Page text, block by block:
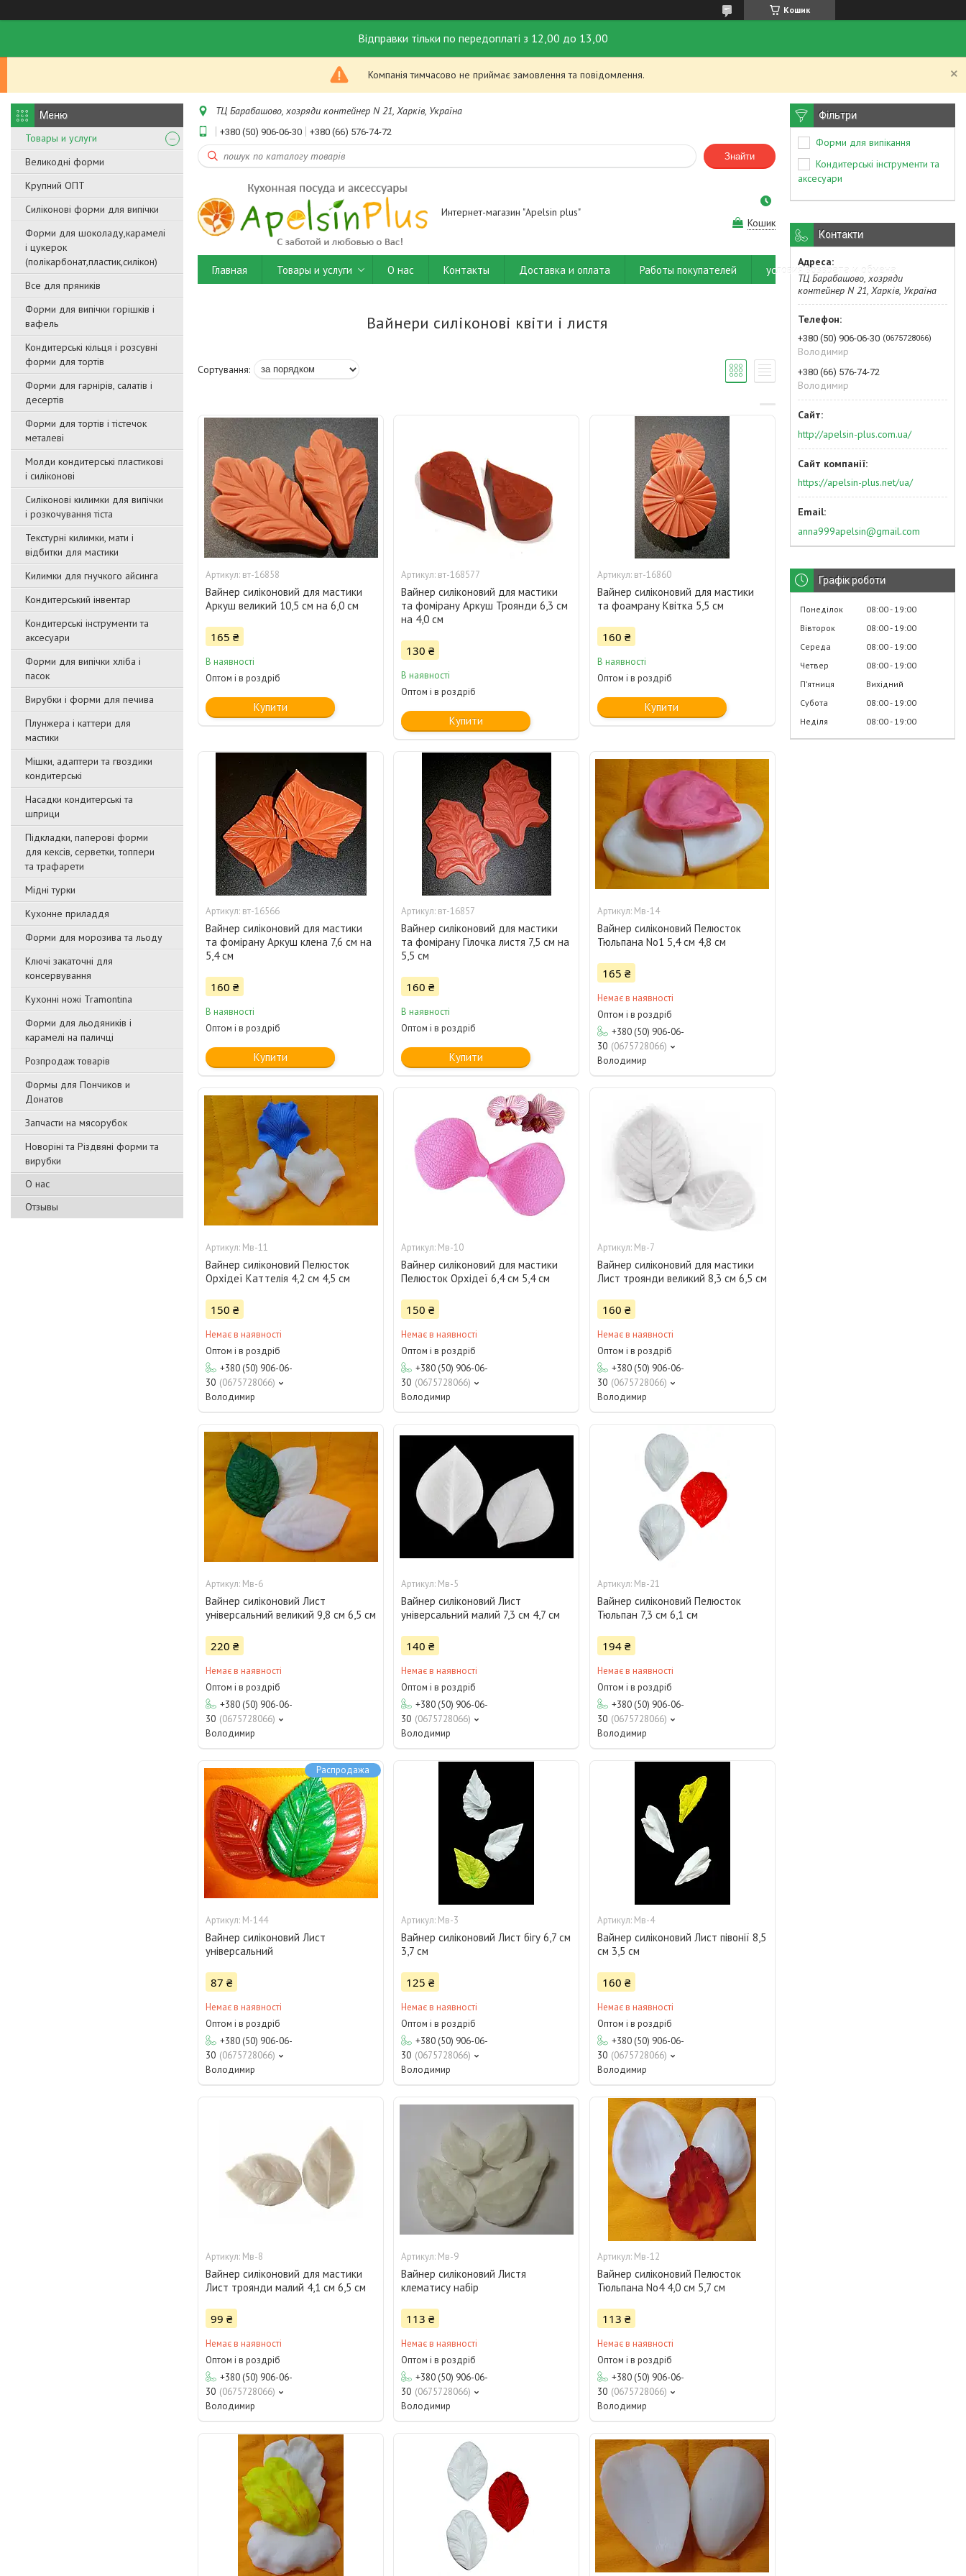
Кошик
Відправки тільки по передоплаті з 12,00 до 13,00
Компанія тимчасово не приймає замовлення та повідомлення.
Товары и услуги
Великодні форми
Крупний ОПТ
Силіконові форми для випічки
Форми для шоколаду,карамелі
і цукерок
(полікарбонат,пластик,силікон)
Все для пряників
Форми для випічки горішків і
вафель
Кондитерські кільця і розсувні
форми для тортів
Форми для гарнірів, салатів і
десертів
Форми для тортів і тістечок
металеві
Молди кондитерські пластикові
і силіконові
Силіконові килимки для випічки
і розкочування тіста
Текстурні килимки, мати і
відбитки для мастики
Килимки для гнучкого айсинга
Кондитерський інвентар
Кондитерські інструменти та
аксесуари
Форми для випічки хліба і
пасок
Вирубки і форми для печива
Плунжера і каттери для
мастики
Мішки, адаптери та гвоздики
кондитерські
Насадки кондитерські та
шприци
Підкладки, паперові форми
для кексів, серветки, топпери
та трафарети
Мідні турки
Кухонне приладдя
Форми для морозива та льоду
Ключі закаточні для
консервування
Кухонні ножі Tramontina
Форми для льодяників і
карамелі на паличці
Розпродаж товарів
Формы для Пончиков и
Донатов
Запчасти на мясорубок
Новоріні та Різдвяні форми та
вирубки
О нас
Отзывы
ТЦ Барабашово, хозряди контейнер N 21, Харків, Україна
+380 (50) 906-06-30 +380 (66) 576-74-72
Знайти
Интернет-магазин "Apelsin plus"
Кошик
Главная Товары и услуги О нас Контакты Доставка и оплата Работы покупателей условия возврата и обмена
Вайнери силіконові квіти і листя
вт-16858
Вайнер силіконовий для мастики
Аркуш великий 10,5 см на 6,0 см
165 ₴
В наявності
Оптом і в роздріб
Купити
вт-168577
Вайнер силіконовий для мастики
та фомірану Аркуш Троянди 6,3 см
на 4,0 см
130 ₴
В наявності
Оптом і в роздріб
Купити
вт-16860
Вайнер силіконовий для мастики
та фоамрану Квітка 5,5 см
160 ₴
В наявності
Оптом і в роздріб
Купити
вт-16566
Вайнер силіконовий для мастики
та фомірану Аркуш клена 7,6 см на
5,4 см
160 ₴
В наявності
Оптом і в роздріб
Купити
вт-16857
Вайнер силіконовий для мастики
та фомірану Гілочка листя 7,5 см на
5,5 см
160 ₴
В наявності
Оптом і в роздріб
Купити
Мв-14
Вайнер силіконовий Пелюсток
Тюльпана No1 5,4 см 4,8 см
165 ₴
Немає в наявності
Оптом і в роздріб
+380 (50) 906-06-
30 0675728066
Володимир
Мв-11
Вайнер силіконовий Пелюсток
Орхідеї Каттелія 4,2 см 4,5 см
150 ₴
Немає в наявності
Оптом і в роздріб
+380 (50) 906-06-
30 0675728066
Володимир
Мв-10
Вайнер силіконовий для мастики
Пелюсток Орхідеї 6,4 см 5,4 см
150 ₴
Немає в наявності
Оптом і в роздріб
+380 (50) 906-06-
30 0675728066
Володимир
Мв-7
Вайнер силіконовий для мастики
Лист троянди великий 8,3 см 6,5 см
160 ₴
Немає в наявності
Оптом і в роздріб
+380 (50) 906-06-
30 0675728066
Володимир
Мв-6
Вайнер силіконовий Лист
універсальний великий 9,8 см 6,5 см
220 ₴
Немає в наявності
Оптом і в роздріб
+380 (50) 906-06-
30 0675728066
Володимир
Мв-5
Вайнер силіконовий Лист
універсальний малий 7,3 см 4,7 см
140 ₴
Немає в наявності
Оптом і в роздріб
+380 (50) 906-06-
30 0675728066
Володимир
Мв-21
Вайнер силіконовий Пелюсток
Тюльпан 7,3 см 6,1 см
194 ₴
Немає в наявності
Оптом і в роздріб
+380 (50) 906-06-
30 0675728066
Володимир
Распродажа
М-144
Вайнер силіконовий Лист
універсальний
87 ₴
Немає в наявності
Оптом і в роздріб
+380 (50) 906-06-
30 0675728066
Володимир
Мв-3
Вайнер силіконовий Лист бігу 6,7 см
3,7 см
125 ₴
Немає в наявності
Оптом і в роздріб
+380 (50) 906-06-
30 0675728066
Володимир
Мв-4
Вайнер силіконовий Лист півонії 8,5
см 3,5 см
160 ₴
Немає в наявності
Оптом і в роздріб
+380 (50) 906-06-
30 0675728066
Володимир
Мв-8
Вайнер силіконовий для мастики
Лист троянди малий 4,1 см 6,5 см
99 ₴
Немає в наявності
Оптом і в роздріб
+380 (50) 906-06-
30 0675728066
Володимир
Мв-9
Вайнер силіконовий Листя
клематису набір
113 ₴
Немає в наявності
Оптом і в роздріб
+380 (50) 906-06-
30 0675728066
Володимир
Мв-12
Вайнер силіконовий Пелюсток
Тюльпана No4 4,0 см 5,7 см
113 ₴
Немає в наявності
Оптом і в роздріб
+380 (50) 906-06-
30 0675728066
Володимир
Фільтри
Форми для випікання
Кондитерські інструменти та
аксесуари
Контакти
ТЦ Барабашово, хозряди
контейнер N 21, Харків, Україна
+380 (50) 906-06-30 0675728066
Володимир
+380 (66) 576-74-72
Володимир
http://apelsin-plus.com.ua/
https://apelsin-plus.net/ua/
anna999apelsin@gmail.com
Графік роботи
Понеділок 08:00 19:00
Вівторок
08:00 19:00
Середа
08:00 19:00
Четвер
08:00 19:00
Пʼятниця
Вихідний
Субота
08:00 19:00
Неділя
08:00 19:00